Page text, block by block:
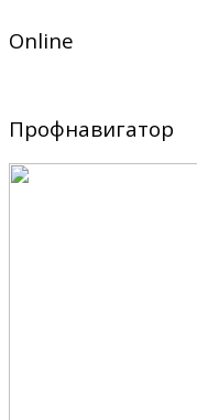
Online
Профнавигатор